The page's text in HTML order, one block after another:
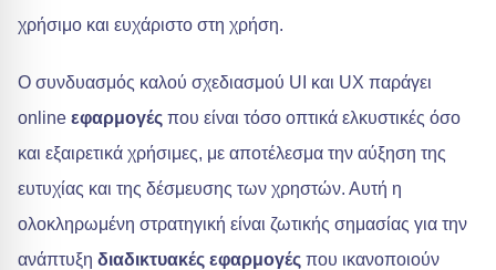
χρήσιμο και ευχάριστο στη χρήση.
Ο συνδυασμός καλού σχεδιασμού UI και UX παράγει
online εφαρμογές που είναι τόσο οπτικά ελκυστικές όσο
και εξαιρετικά χρήσιμες, με αποτέλεσμα την αύξηση της
ευτυχίας και της δέσμευσης των χρηστών. Αυτή η
ολοκληρωμένη στρατηγική είναι ζωτικής σημασίας για την
ανάπτυξη διαδικτυακές εφαρμογές που ικανοποιούν